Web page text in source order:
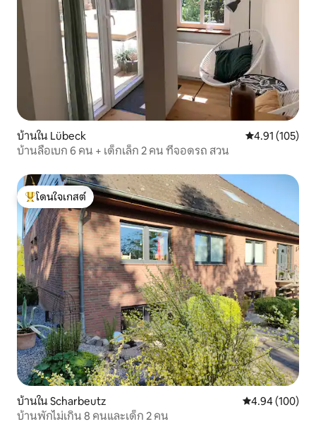
บ้านใน Lübeck คะแนนเฉลี่ย
4.91 (105)
บ้านลือเบก 6 คน + เด็กเล็ก 2 คน ที่จอดรถ สวน
โดนใจเกสต์ที่สุด
โดนใจเกสต์
บ้านใน Scharbeutz คะแนนเฉลี่ย
4.94 (100)
บ้านพักไม่เกิน 8 คนและเด็ก 2 คน